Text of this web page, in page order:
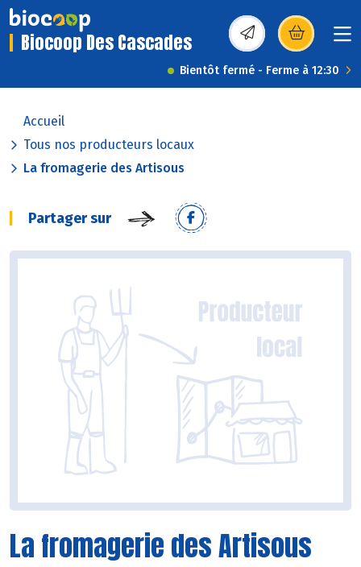
Biocoop Des Cascades (s’ouvre dans une
Bientôt fermé - Ferme à 12:30
Accueil
Tous nos producteurs locaux
La fromagerie des Artisous
Partager sur
La fromagerie des Artisous